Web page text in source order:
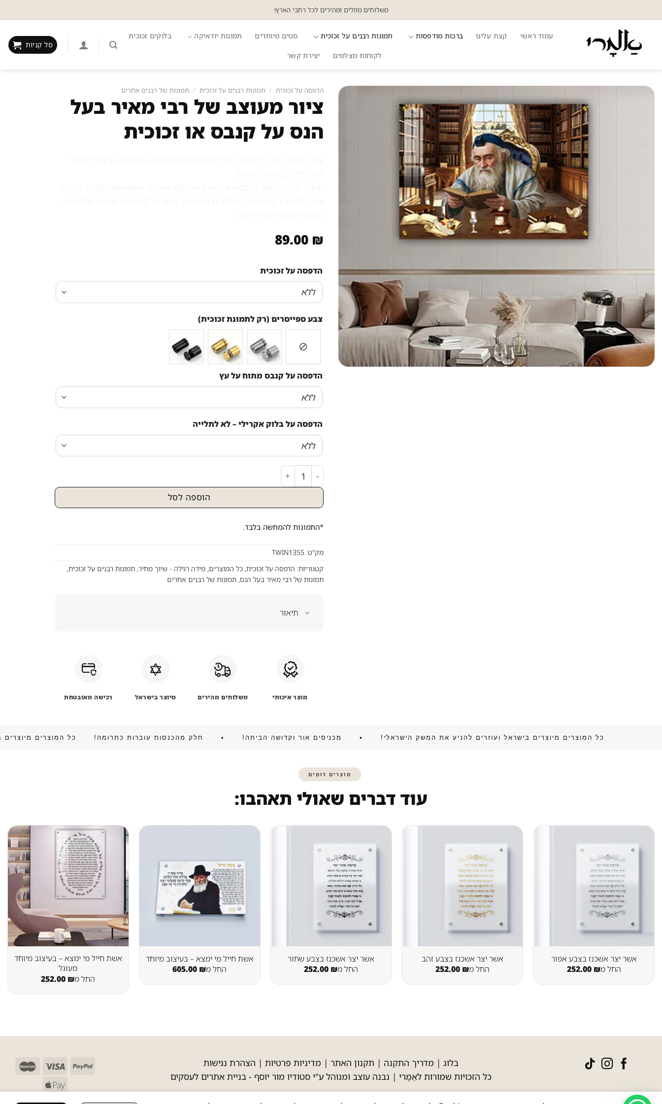
to
משלוחים מוזלים ומהירים לכל רחבי הארץ!
עמוד ראשי קצת עלינו ברכות מודפסות תמונות רבנים על זכוכית סטים מיוחדים תמונות יודאיקה בלוקים זכוכית
לקוחות מצלמים יצירת קשר
סל קניות
הדפסה על זכוכית / תמונות רבנים על זכוכית / תמונות של רבנים אחרים
ציור מעוצב של רבי מאיר בעל
הנס על קנבס או זכוכית
89.00 ₪
הדפסה על זכוכית
צבע ספייסרים (רק לתמונת זכוכית)
הדפסה על קנבס מתוח על עץ
הדפסה על בלוק אקרילי – לא לתלייה
הוספה לסל
*התמונות להמחשה בלבד.
מק"ט: TWIN1355
קטגוריות: הדפסה על זכוכית, כל המוצרים, מידה רגילה - שיוך מחיר, תמונות רבנים על זכוכית,
תמונות של רבי מאיר בעל הנס, תמונות של רבנים אחרים
תיאור
מוצר איכותי משלוחים מהירים מיוצר בישראל רכישה מאובטחת
כל המוצרים מיוצרים בישראל ועוזרים להניע את המשק הישראלי! • מכניסים אור וקדושה הביתה! • חלק מהכנסות עוברות כתרומה!כל המוצרים
מוצרים דומים
עוד דברים שאולי תאהבו:
אשר יצר אשכנז בצבע אפור
החל מ
252.00 ₪
אשר יצר אשכנז בצבע זהב
החל מ
252.00 ₪
אשר יצר אשכנז בצבע שחור
החל מ
252.00 ₪
אשת חייל מי ימצא – בעיצוב מיוחד
החל מ
605.00 ₪
אשת חייל מי ימצא – בעיצוב מיוחד
מעוגל
החל מ
252.00 ₪
בלוג | מדריך התקנה | תקנון האתר | מדיניות פרטיות | הצהרת נגישות
כל הזכויות שמורות לאַמָּרִי | נבנה עוצב ומנוהל ע"י סטודיו מור יוסף - בניית אתרים לעסקים
© הודו לה' כי טוב כי לעולם חסדו, הכל שלך וממך | כל הזכויות שמורות לאמרי ©